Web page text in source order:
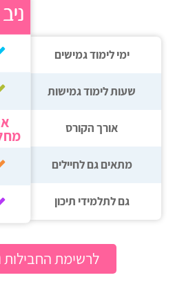
לימודים
ימי לימוד גמישים
שעות לימוד גמישות
אורך הקורס
מתאים גם לחיילים
גם לתלמידי תיכון‎‏
לרשימת החבילות